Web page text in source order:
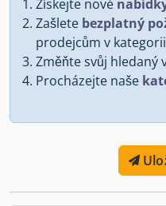
Získejte nové
Zašlete bezplatný
prodejcům v kategorii
Změňte svůj hledaný
Procházejte naše